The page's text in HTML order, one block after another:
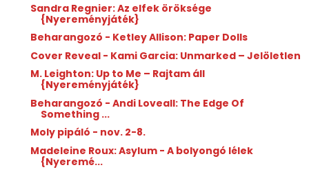
Sandra Regnier: Az elfek öröksége
{Nyereményjáték}
Beharangozó - Ketley Allison: Paper Dolls
Cover Reveal - Kami Garcia: Unmarked – Jelöletlen
M. Leighton: Up to Me – Rajtam áll
{Nyereményjáték}
Beharangozó - Andi Loveall: The Edge Of
Something ...
Moly pipáló - nov. 2-8.
Madeleine Roux: Asylum - A bolyongó lélek
{Nyeremé...